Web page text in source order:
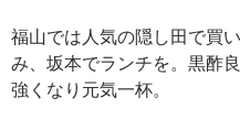
福山では人気の隠し田で買
み、坂本でランチを。黒酢
強くなり元気一杯。